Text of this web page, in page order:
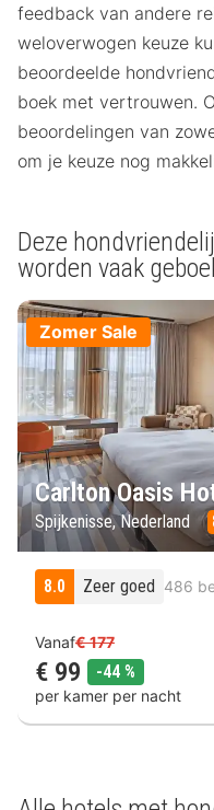
feedback van andere
weloverwogen keuze
beoordeelde
boek met vertrouwen.
beoordelingen van
om je keuze nog
Deze
worden vaak
Zomer Sale
Carlton Oasis
Spijkenisse, Nederland
8.0 Zeer goed 486
Vanaf€ 177
€ 99 -44 %
per kamer per nacht